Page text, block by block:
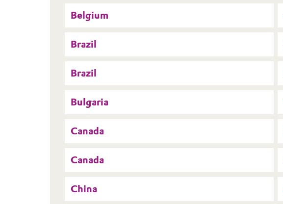
Belgium
Brazil
Brazil
Bulgaria
Canada
Canada
China